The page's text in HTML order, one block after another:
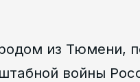
из Тюмени,
войны